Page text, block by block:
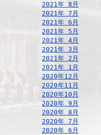
2021年 8月
2021年 7月
2021年 6月
2021年 5月
2021年 4月
2021年 3月
2021年 2月
2021年 1月
2020年12月
2020年11月
2020年10月
2020年 9月
2020年 8月
2020年 7月
2020年 6月